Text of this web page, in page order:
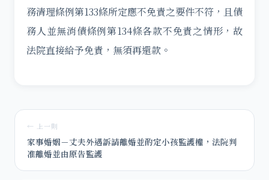
務清理條例第133條所定應不免責之要件不符，且債
務人並無消債條例第134條各款不免責之情形，故
法院直接給予免責，無須再還款。
← 上一則
家事婚姻－丈夫外遇訴請離婚並酌定小孩監護權，法院判
准離婚並由原告監護